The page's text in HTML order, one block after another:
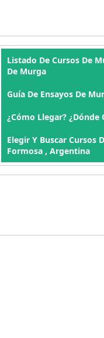
Listado De Cursos De
De Murga
Guía De Ensayos De
¿Cómo Llegar? ¿Dónde
Elegir Y Buscar Cursos
Formosa , Argentina